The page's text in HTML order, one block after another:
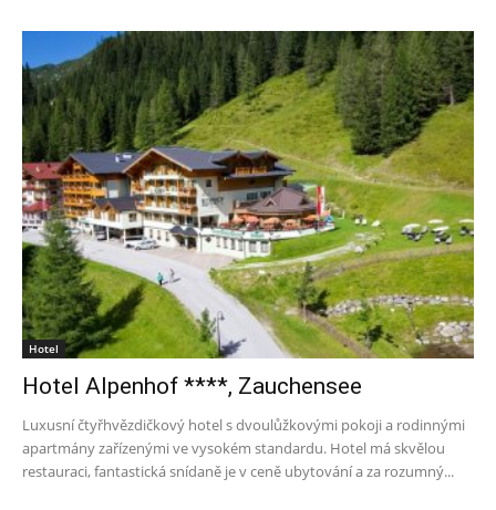
Hotel
Hotel Alpenhof ****, Zauchensee
Luxusní čtyřhvězdičkový hotel s dvoulůžkovými pokoji a rodinnými
apartmány zařízenými ve vysokém standardu. Hotel má skvělou
restauraci, fantastická snídaně je v ceně ubytování a za rozumný...